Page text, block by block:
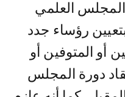
العلمي
رؤساء جدد
أو المتوفين أو
دورة المجلس